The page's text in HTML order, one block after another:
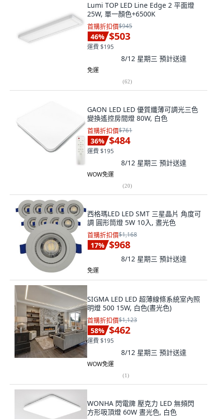
Lumi TOP LED Line Edge 2 平面燈
25W, 單一顏色+6500K
首購折扣價$945
46% $503
運費 $195
8/12 星期三 預計送達
免運
(62)
GAON LED LED 優質纖薄可調光三色
變換遙控房間燈 80W, 白色
首購折扣價$761
36% $484
運費 $195
8/12 星期三 預計送達
WOW免運
(20)
西格瑪LED LED SMT 三星晶片 角度可
調 圓形筒燈 5W 10入, 晝光色
首購折扣價$1,168
17% $968
8/12 星期三 預計送達
免運
SIGMA LED LED 超薄線條系統室內照
明燈 500 15W, 白色(晝光色)
首購折扣價$1,123
58% $462
運費 $195
8/12 星期三 預計送達
WOW免運
(1)
WONHA 閃電牌 壓克力 LED 無頻閃
方形吸頂燈 60W 晝光色, 白色